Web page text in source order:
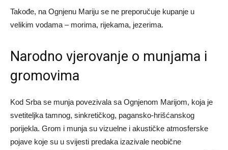
Takođe, na Ognjenu Mariju se ne preporučuje kupanje u
velikim vodama – morima, rijekama, jezerima.
Narodno vjerovanje o munjama i
gromovima
Kod Srba se munja povezivala sa Ognjenom Marijom, koja je
svetiteljka tamnog, sinkretičkog, pagansko-hrišćanskog
porijekla. Grom i munja su vizuelne i akustičke atmosferske
pojave koje su u svijesti predaka izazivale neobične